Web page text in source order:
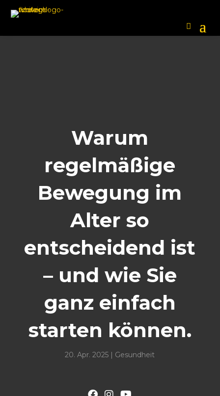
Warum
regelmäßige
Bewegung im
Alter so
entscheidend ist
– und wie Sie
ganz einfach
starten können.
20. Apr. 2025 | Gesundheit